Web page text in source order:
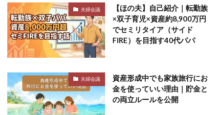
夫婦会議
【ほの夫】自己紹介｜転勤族
×双子育児×資産約8,900万円
でセミリタイア（サイド
FIRE）を目指す40代パパ
夫婦会議
資産形成中でも家族旅行にお
金を使っていい理由｜貯金と
の両立ルールを公開